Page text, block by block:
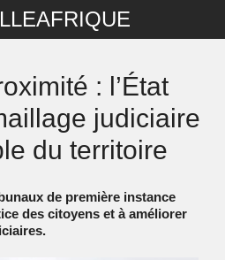
: l’État
judiciaire
du territoire
de première instance
des citoyens et à améliorer